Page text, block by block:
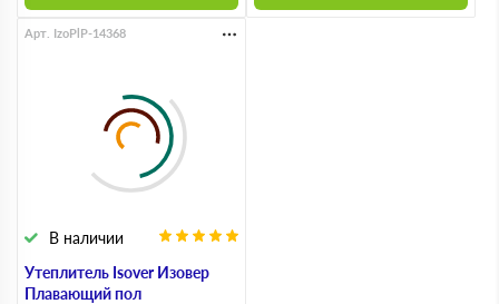
Утеплитель Isover Изовер
Плавающий пол
В наличии
Арт. IzoPlP-14368